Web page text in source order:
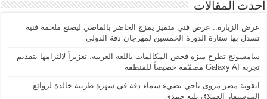
أحدث المقالات
عرض الزيارة.. عرض فني متميز يمزج الحاضر بالماضي ليصنع ملحمة فنية
تسدل بها ستارة الدورة الخمسين لمهرجان دقة الدولي
سامسونج تطرح ميزة فحص المكالمات باللغة العربية، تعزيزاً لالتزامها بتقديم
تجربة Galaxy AI مصمّمة خصيصاً للمنطقة
ايقونة مصر مروى ناجي تضيء سماء دقة في سهرة طربية خالدة لروائع
الموسيقار العملاق بليغ حمدي